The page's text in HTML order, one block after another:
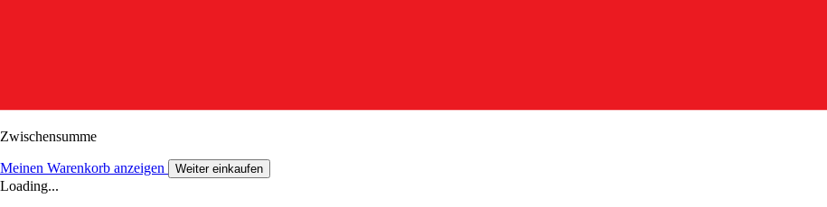
Zwischensumme
Meinen Warenkorb anzeigen Weiter einkaufen
Loading...